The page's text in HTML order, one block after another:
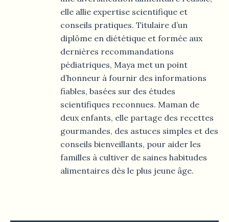
elle allie expertise scientifique et
conseils pratiques. Titulaire d’un
diplôme en diététique et formée aux
dernières recommandations
pédiatriques, Maya met un point
d’honneur à fournir des informations
fiables, basées sur des études
scientifiques reconnues. Maman de
deux enfants, elle partage des recettes
gourmandes, des astuces simples et des
conseils bienveillants, pour aider les
familles à cultiver de saines habitudes
alimentaires dès le plus jeune âge.